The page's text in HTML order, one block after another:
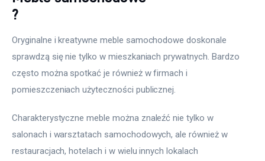
?
Oryginalne i kreatywne meble samochodowe doskonale
sprawdzą się nie tylko w mieszkaniach prywatnych. Bardzo
często można spotkać je również w firmach i
pomieszczeniach użyteczności publicznej.
Charakterystyczne meble można znaleźć nie tylko w
salonach i warsztatach samochodowych, ale również w
restauracjach, hotelach i w wielu innych lokalach